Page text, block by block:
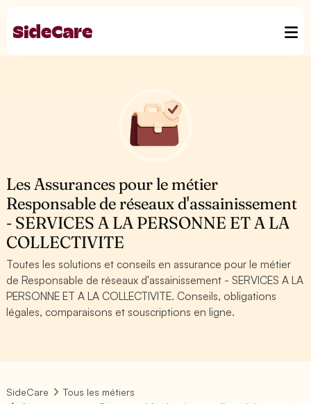
Les Assurances pour le métier
Responsable de réseaux d'assainissement
- SERVICES A LA PERSONNE ET A LA
COLLECTIVITE
Toutes les solutions et conseils en assurance pour le métier
de Responsable de réseaux d'assainissement - SERVICES A LA
PERSONNE ET A LA COLLECTIVITE. Conseils, obligations
légales, comparaisons et souscriptions en ligne.
SideCare
Tous les métiers